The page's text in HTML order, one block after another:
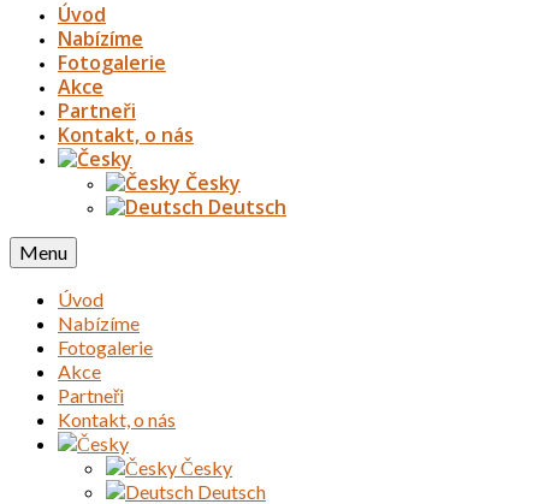
Úvod
Nabízíme
Fotogalerie
Akce
Partneři
Kontakt, o nás
Česky
Deutsch
Menu
Úvod
Nabízíme
Fotogalerie
Akce
Partneři
Kontakt, o nás
Česky
Deutsch